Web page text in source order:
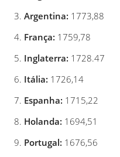
Argentina: 1773,88
França: 1759,78
Inglaterra: 1728.47
Itália: 1726,14
Espanha: 1715,22
Holanda: 1694,51
Portugal: 1676,56